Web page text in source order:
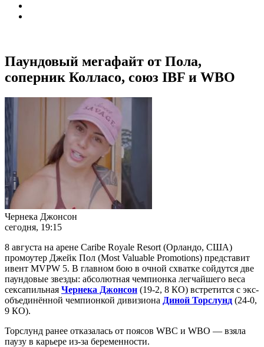
Паундовый мегафайт от Пола,
соперник Колласо, союз IBF и WBO
Чернека Джонсон
сегодня, 19:15
8 августа на арене Caribe Royale Resort (Орландо, США)
промоутер Джейк Пол (Most Valuable Promotions) представит
ивент MVPW 5. В главном бою в очной схватке сойдутся две
паундовые звезды: абсолютная чемпионка легчайшего веса
сексапильная Чернека Джонсон (19-2, 8 КО) встретится с экс-
объединённой чемпионкой дивизиона Диной Торслунд (24-0,
9 КО).
Торслунд ранее отказалась от поясов WBC и WBO — взяла
паузу в карьере из-за беременности.